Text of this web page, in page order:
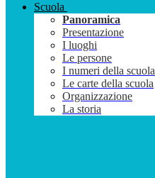
Scuola
Panoramica
Presentazione
I luoghi
Le persone
I numeri della scuola
Le carte della scuola
Organizzazione
La storia